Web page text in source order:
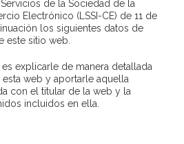
de la Sociedad de la
Electrónico (LSSI-CE) de 11 de
los siguientes datos de
este sitio web.
es explicarle de manera detallada
web y aportarle aquella
con el titular de la web y la
incluidos en ella.